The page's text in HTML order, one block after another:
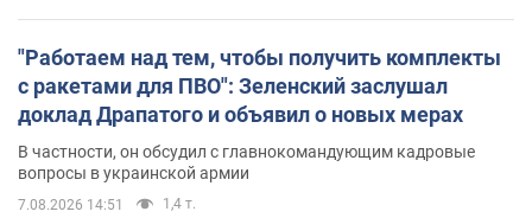
"Работаем над тем, чтобы получить комплекты
с ракетами для ПВО": Зеленский заслушал
доклад Драпатого и объявил о новых мерах
В частности, он обсудил с главнокомандующим кадровые
вопросы в украинской армии
7.08.2026 14:51 1,4 т.